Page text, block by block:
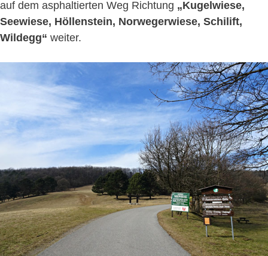
auf dem asphaltierten Weg Richtung „Kugelwiese,
Seewiese, Höllenstein, Norwegerwiese, Schilift,
Wildegg“ weiter.